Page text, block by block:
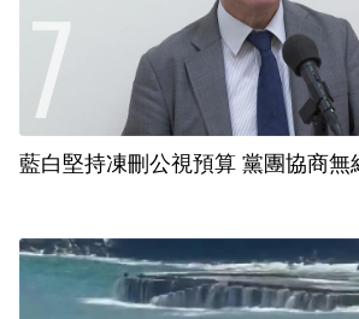
藍白堅持凍刪公視預算 黨團協商無